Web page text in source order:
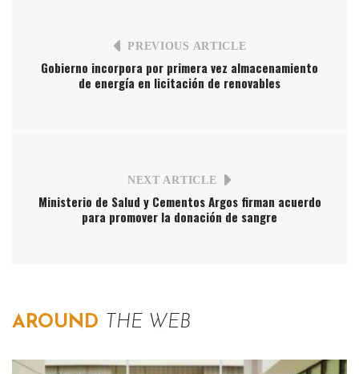
PREVIOUS ARTICLE
Gobierno incorpora por primera vez almacenamiento
de energía en licitación de renovables
NEXT ARTICLE
Ministerio de Salud y Cementos Argos firman acuerdo
para promover la donación de sangre
AROUND THE WEB